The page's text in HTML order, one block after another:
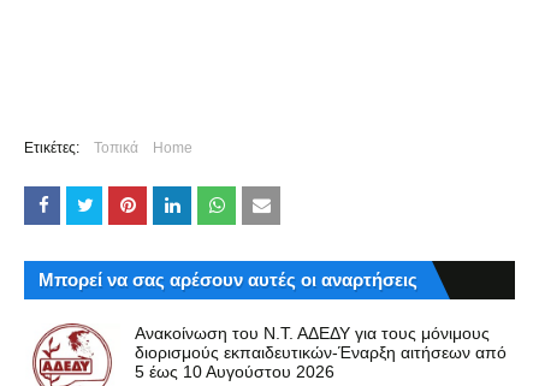
Ετικέτες: Τοπικά Home
Μπορεί να σας αρέσουν αυτές οι αναρτήσεις
Ανακοίνωση του Ν.Τ. ΑΔΕΔΥ για τους μόνιμους
διορισμούς εκπαιδευτικών-Έναρξη αιτήσεων από
5 έως 10 Αυγούστου 2026